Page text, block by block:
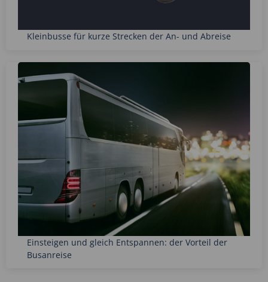
Kleinbusse für kurze Strecken der An- und Abreise
Einsteigen und gleich Entspannen: der Vorteil der
Busanreise